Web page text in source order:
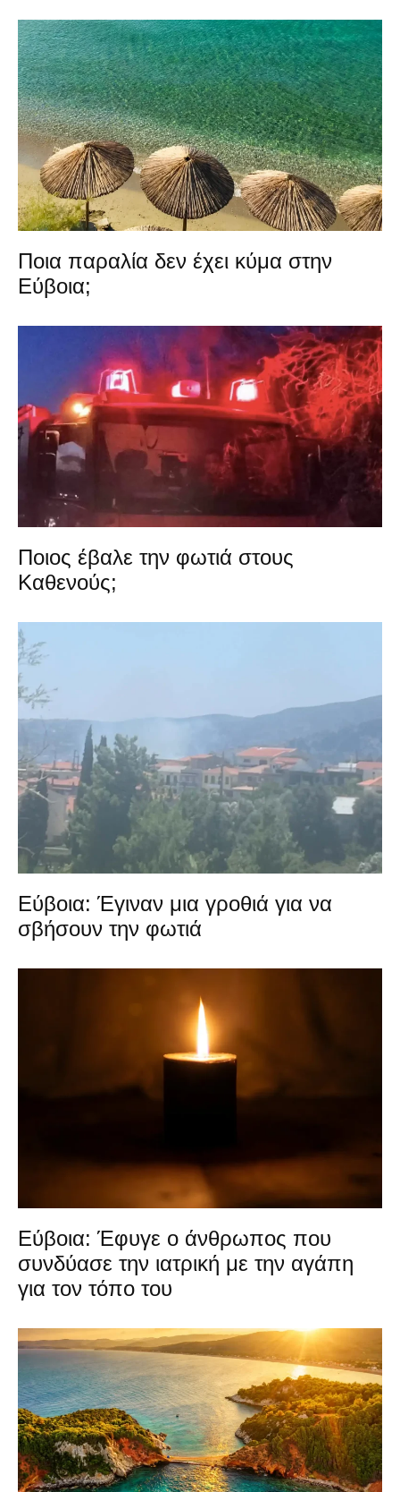
Ποια παραλία δεν έχει κύμα στην
Εύβοια;
Ποιος έβαλε την φωτιά στους
Καθενούς;
Εύβοια: Έγιναν μια γροθιά για να
σβήσουν την φωτιά
Εύβοια: Έφυγε ο άνθρωπος που
συνδύασε την ιατρική με την αγάπη
για τον τόπο του